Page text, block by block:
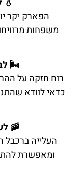
💧
הפארק יקר
משפחות
🌬️
רוח חזקה על
כדאי לוודא
🚠
העלייה ברכבל
ומאפשרת